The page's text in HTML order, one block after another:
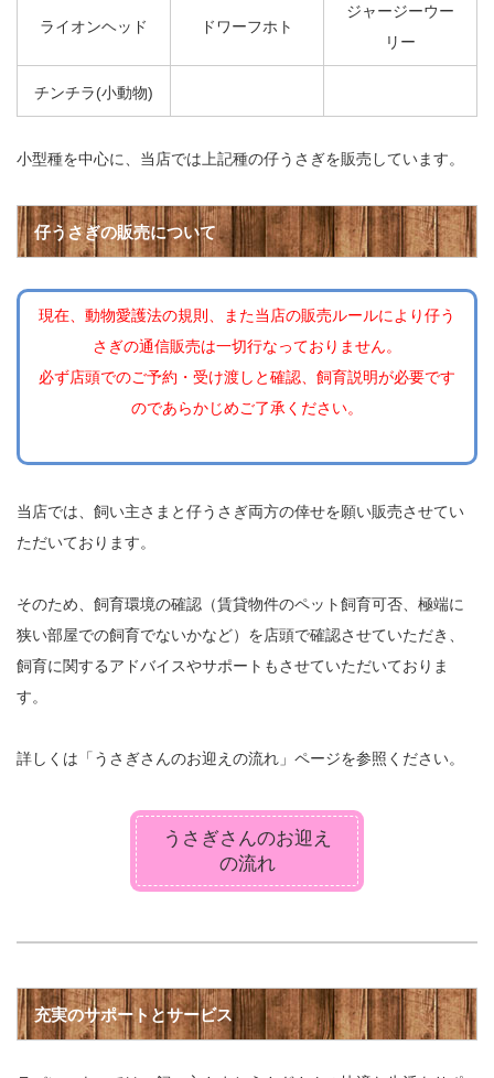
ライオンヘッド ドワーフホト
ジャージーウー
リー
チンチラ(小動物)
小型種を中心に、当店では上記種の仔うさぎを販売しています。
仔うさぎの販売について
現在、動物愛護法の規則、また当店の販売ルールにより仔う
さぎの通信販売は一切行なっておりません。
必ず店頭でのご予約・受け渡しと確認、飼育説明が必要です
のであらかじめご了承ください。
当店では、飼い主さまと仔うさぎ両方の倖せを願い販売させてい
ただいております。
そのため、飼育環境の確認（賃貸物件のペット飼育可否、極端に
狭い部屋での飼育でないかなど）を店頭で確認させていただき、
飼育に関するアドバイスやサポートもさせていただいておりま
す。
詳しくは「うさぎさんのお迎えの流れ」ページを参照ください。
うさぎさんのお迎え
の流れ
充実のサポートとサービス